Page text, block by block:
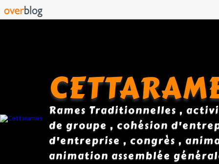
Rames Traditionnelles ,
de groupe , cohésion
d'entreprise , congrès ,
animation assemblée